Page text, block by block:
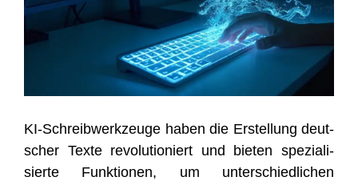
KI-Schreib­werk­zeu­ge haben die Erstel­lung deut­
scher Tex­te revo­lu­tio­niert und bie­ten spe­zia­li­
sier­te Funk­tio­nen, um unter­schied­li­chen